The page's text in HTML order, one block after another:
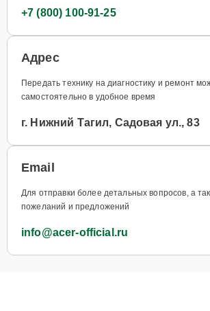
+7 (800) 100-91-25
Адрес
Передать технику на диагностику и ремонт
самостоятельно в удобное время
г. Нижний Тагил, Садовая ул., 83
Email
Для отправки более детальных вопросов, а
пожеланий и предложений
info@acer-official.ru